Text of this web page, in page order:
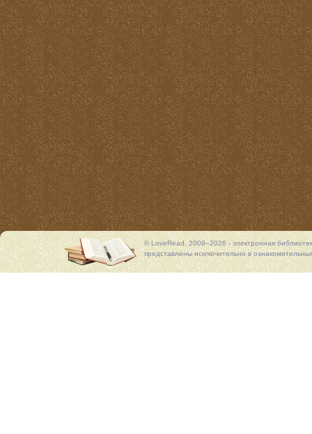
© LoveRead, 2009–2026 - электронная
представлены исключительно в